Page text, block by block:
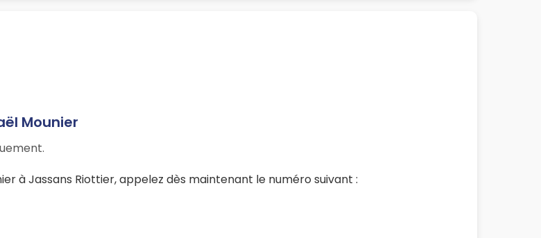
Mounier
à Jassans Riottier, appelez dès maintenant le numéro suivant :